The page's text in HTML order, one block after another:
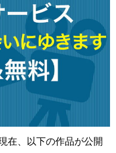
在、以下の作品が公開